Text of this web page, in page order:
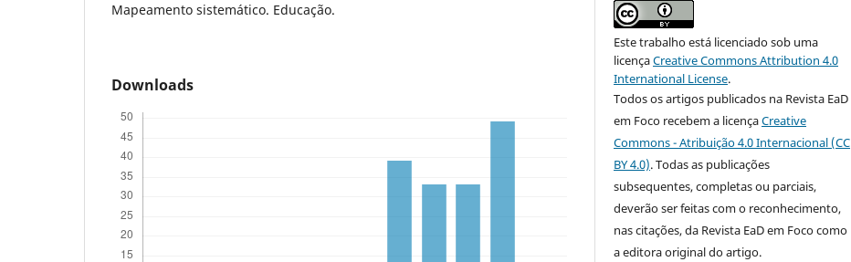
Mapeamento sistemático. Educação.
Downloads
Este trabalho está licenciado sob uma
licençaCreative Commons Attribution 4.0
International License.
Todos os artigos publicados na Revista EaD
em Foco recebem a licençaCreative
Commons - Atribuição 4.0 Internacional (CC
BY 4.0). Todas as publicações
subsequentes, completas ou parciais,
deverão ser feitas com o reconhecimento,
nas citações, da Revista EaD em Foco como
a editora original do artigo.